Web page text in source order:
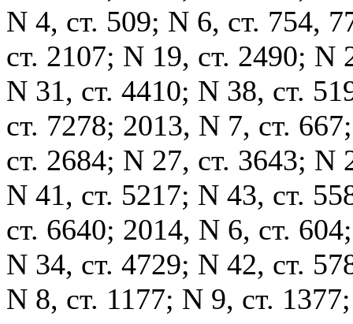
N 4, ст. 509; N 6, ст. 754,
ст. 2107; N 19, ст. 2490; N
N 31, ст. 4410; N 38, ст.
ст. 7278; 2013, N 7, ст.
ст. 2684; N 27, ст. 3643; N
N 41, ст. 5217; N 43, ст.
ст. 6640; 2014, N 6, ст.
N 34, ст. 4729; N 42, ст.
N 8, ст. 1177; N 9, ст.